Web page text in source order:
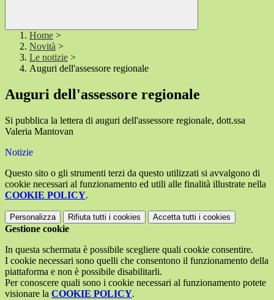
Home >
Novità >
Le notizie >
Auguri dell'assessore regionale
Auguri dell'assessore regionale
Si pubblica la lettera di auguri dell'assessore regionale, dott.ssa
Valeria Mantovan
Notizie
Questo sito o gli strumenti terzi da questo utilizzati si avvalgono di
cookie necessari al funzionamento ed utili alle finalità illustrate nella
COOKIE POLICY.
Personalizza Rifiuta tutti i cookies Accetta tutti i cookies
Gestione cookie
In questa schermata è possibile scegliere quali cookie consentire.
I cookie necessari sono quelli che consentono il funzionamento della
piattaforma e non è possibile disabilitarli.
Per conoscere quali sono i cookie necessari al funzionamento potete
visionare la COOKIE POLICY.